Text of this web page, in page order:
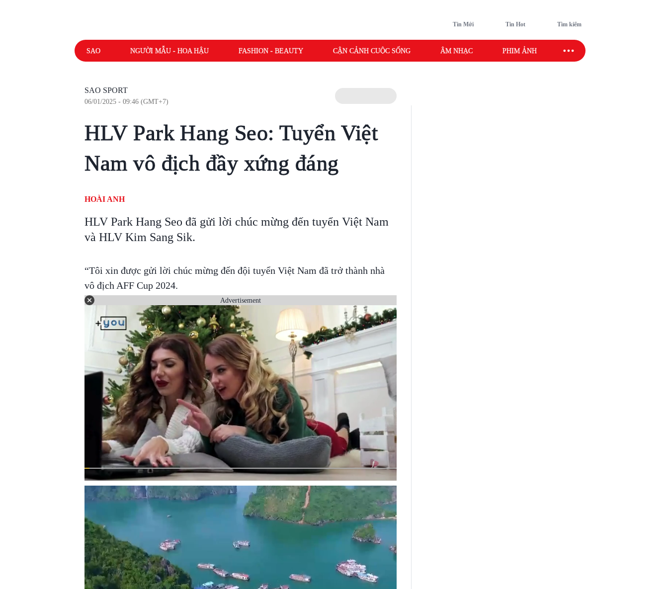
Tin Mới Tin Hot Tìm kiếm
SAO NGƯỜI MẪU - HOA HẬU FASHION - BEAUTY CẬN CẢNH CUỘC SỐNG ÂM NHẠC PHIM ẢNH SAO SPORT
SAO SPORT
06/01/2025 - 09:46 (GMT+7)
HLV Park Hang Seo: Tuyển Việt
Nam vô địch đầy xứng đáng
HOÀI ANH
HLV Park Hang Seo đã gửi lời chúc mừng đến tuyển Việt Nam
và HLV Kim Sang Sik.
“Tôi xin được gửi lời chúc mừng đến đội tuyển Việt Nam đã trở thành nhà
vô địch AFF Cup 2024.
Advertisement